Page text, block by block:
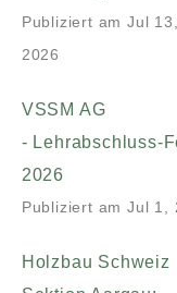
Publiziert am Jul 13,
2026
VSSM AG
- Lehrabschluss-
2026
Publiziert am Jul 1,
Holzbau Schweiz